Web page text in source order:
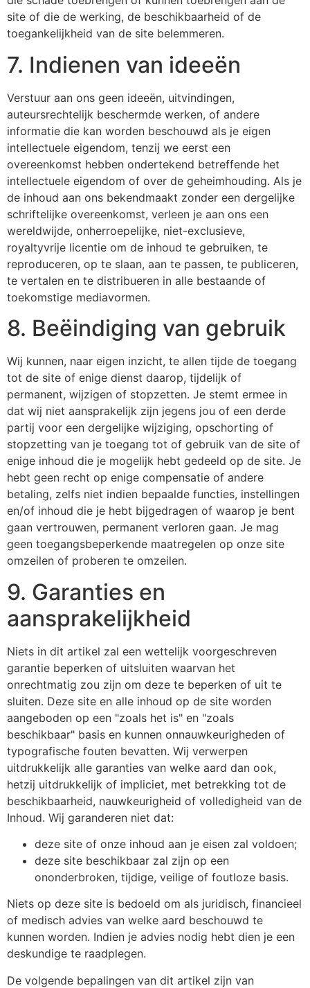
site of die de werking, de beschikbaarheid of de
toegankelijkheid van de site belemmeren.
7. Indienen van ideeën
Verstuur aan ons geen ideeën, uitvindingen,
auteursrechtelijk beschermde werken, of andere
informatie die kan worden beschouwd als je eigen
intellectuele eigendom, tenzij we eerst een
overeenkomst hebben ondertekend betreffende het
intellectuele eigendom of over de geheimhouding. Als je
de inhoud aan ons bekendmaakt zonder een dergelijke
schriftelijke overeenkomst, verleen je aan ons een
wereldwijde, onherroepelijke, niet-exclusieve,
royaltyvrije licentie om de inhoud te gebruiken, te
reproduceren, op te slaan, aan te passen, te publiceren,
te vertalen en te distribueren in alle bestaande of
toekomstige mediavormen.
8. Beëindiging van gebruik
Wij kunnen, naar eigen inzicht, te allen tijde de toegang
tot de site of enige dienst daarop, tijdelijk of
permanent, wijzigen of stopzetten. Je stemt ermee in
dat wij niet aansprakelijk zijn jegens jou of een derde
partij voor een dergelijke wijziging, opschorting of
stopzetting van je toegang tot of gebruik van de site of
enige inhoud die je mogelijk hebt gedeeld op de site. Je
hebt geen recht op enige compensatie of andere
betaling, zelfs niet indien bepaalde functies, instellingen
en/of inhoud die je hebt bijgedragen of waarop je bent
gaan vertrouwen, permanent verloren gaan. Je mag
geen toegangsbeperkende maatregelen op onze site
omzeilen of proberen te omzeilen.
9. Garanties en
aansprakelijkheid
Niets in dit artikel zal een wettelijk voorgeschreven
garantie beperken of uitsluiten waarvan het
onrechtmatig zou zijn om deze te beperken of uit te
sluiten. Deze site en alle inhoud op de site worden
aangeboden op een "zoals het is" en "zoals
beschikbaar" basis en kunnen onnauwkeurigheden of
typografische fouten bevatten. Wij verwerpen
uitdrukkelijk alle garanties van welke aard dan ook,
hetzij uitdrukkelijk of impliciet, met betrekking tot de
beschikbaarheid, nauwkeurigheid of volledigheid van de
Inhoud. Wij garanderen niet dat:
deze site of onze inhoud aan je eisen zal voldoen;
deze site beschikbaar zal zijn op een
ononderbroken, tijdige, veilige of foutloze basis.
Niets op deze site is bedoeld om als juridisch, financieel
of medisch advies van welke aard beschouwd te
kunnen worden. Indien je advies nodig hebt dien je een
deskundige te raadplegen.
De volgende bepalingen van dit artikel zijn van